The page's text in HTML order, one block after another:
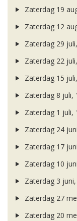
Zaterdag 19
Zaterdag 12
Zaterdag 29
Zaterdag 22
Zaterdag 15
Zaterdag 8 juli,
Zaterdag 1 juli,
Zaterdag 24
Zaterdag 17
Zaterdag 10
Zaterdag 3
Zaterdag 27
Zaterdag 20